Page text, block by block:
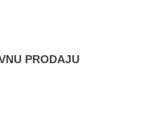
PRODAJU